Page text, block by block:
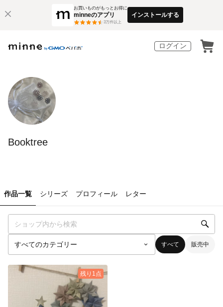
お買いものがもっとお得に
minneのアプリ
3万件以上
インストールする
ログイン
Booktree
作品一覧 シリーズ プロフィール レター
すべて 販売中
残り1点